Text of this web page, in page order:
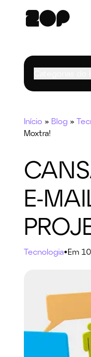
Início » Blog »
Moxtra!
E-
Tecnologia•Em